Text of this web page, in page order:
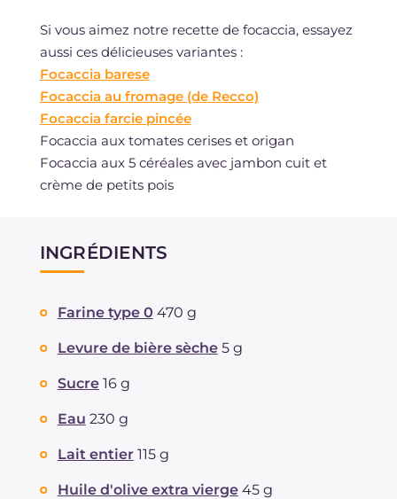
Si vous aimez notre recette de focaccia, essayez
aussi ces délicieuses variantes :
Focaccia barese
Focaccia au fromage (de Recco)
Focaccia farcie pincée
Focaccia aux tomates cerises et origan
Focaccia aux 5 céréales avec jambon cuit et
crème de petits pois
INGRÉDIENTS
Farine type 0 470 g
Levure de bière sèche 5 g
Sucre 16 g
Eau 230 g
Lait entier 115 g
Huile d'olive extra vierge 45 g